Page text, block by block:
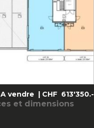
A vendre | CHF 613'350.-
et dimensions